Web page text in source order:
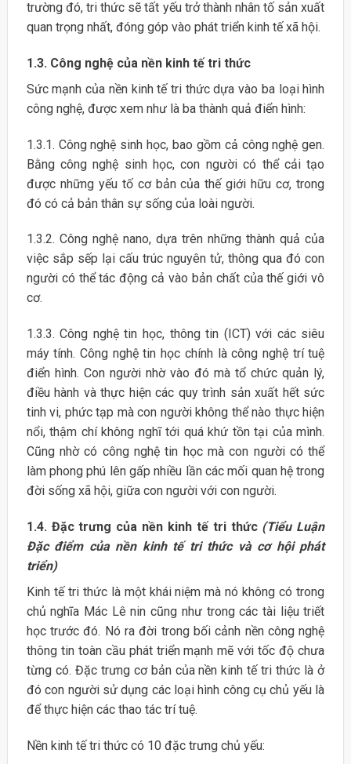
trường đó, tri thức sẽ tất yếu trở thành nhân tố sản xuất
quan trọng nhất, đóng góp vào phát triển kinh tế xã hội.
1.3. Công nghệ của nền kinh tế tri thức
Sức mạnh của nền kinh tế tri thức dựa vào ba loại hình
công nghệ, được xem như là ba thành quả điển hình:
1.3.1. Công nghệ sinh học, bao gồm cả công nghệ gen.
Bằng công nghệ sinh học, con người có thể cải tạo
được những yếu tố cơ bản của thế giới hữu cơ, trong
đó có cả bản thân sự sống của loài người.
1.3.2. Công nghệ nano, dựa trên những thành quả của
việc sắp sếp lại cấu trúc nguyên tử, thông qua đó con
người có thể tác động cả vào bản chất của thế giới vô
cơ.
1.3.3. Công nghệ tin học, thông tin (ICT) với các siêu
máy tính. Công nghệ tin học chính là công nghệ trí tuệ
điển hình. Con người nhờ vào đó mà tổ chức quản lý,
điều hành và thực hiện các quy trình sản xuất hết sức
tinh vi, phức tạp mà con người không thể nào thực hiện
nổi, thậm chí không nghĩ tới quá khứ tồn tại của mình.
Cũng nhờ có công nghệ tin học mà con người có thể
làm phong phú lên gấp nhiều lần các mối quan hệ trong
đời sống xã hội, giữa con người với con người.
1.4. Đặc trưng của nền kinh tế tri thức (Tiểu Luận
Đặc điểm của nền kinh tế tri thức và cơ hội phát
triển)
Kinh tế tri thức là một khái niệm mà nó không có trong
chủ nghĩa Mác Lê nin cũng như trong các tài liệu triết
học trước đó. Nó ra đời trong bối cảnh nền công nghệ
thông tin toàn cầu phát triển mạnh mẽ với tốc độ chưa
từng có. Đặc trưng cơ bản của nền kinh tế tri thức là ở
đó con người sử dụng các loại hình công cụ chủ yếu là
để thực hiện các thao tác trí tuệ.
Nền kinh tế tri thức có 10 đặc trưng chủ yếu: